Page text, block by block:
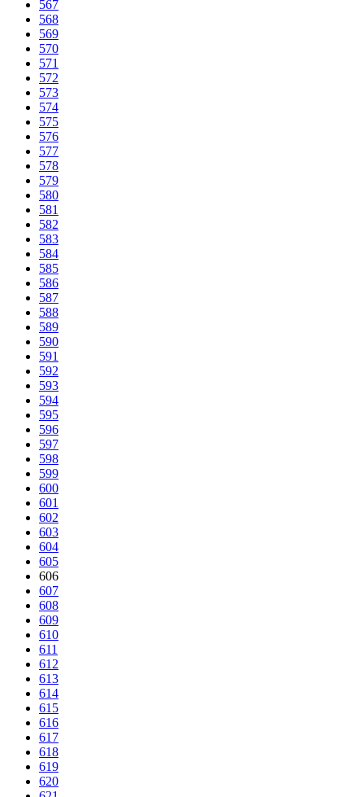
567
568
569
570
571
572
573
574
575
576
577
578
579
580
581
582
583
584
585
586
587
588
589
590
591
592
593
594
595
596
597
598
599
600
601
602
603
604
605
606
607
608
609
610
611
612
613
614
615
616
617
618
619
620